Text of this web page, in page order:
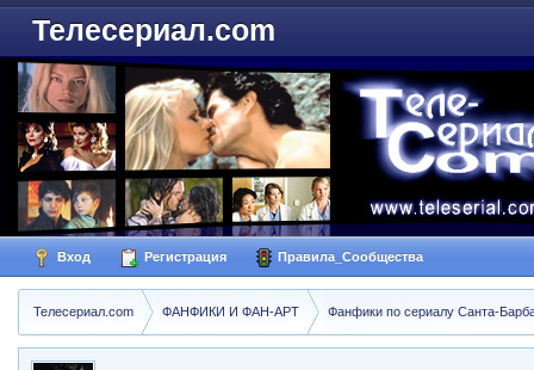
Телесериал.com
Вход Регистрация Правила_Сообщества
Телесериал.com ФАНФИКИ И ФАН-АРТ Фанфики по сериалу Санта-